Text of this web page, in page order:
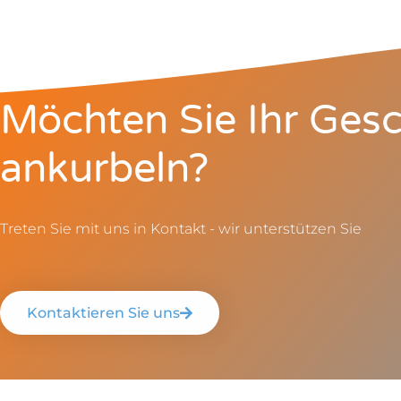
Möchten Sie Ihr
ankurbeln?
Treten Sie mit uns in Kontakt - wir unterstützen Sie
Kontaktieren Sie uns